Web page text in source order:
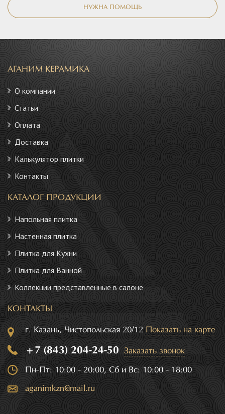
НУЖНА ПОМОЩЬ
АГАНИМ КЕРАМИКА
О компании
Статьи
Оплата
Доставка
Калькулятор плитки
Контакты
КАТАЛОГ ПРОДУКЦИИ
Напольная плитка
Настенная плитка
Плитка для Кухни
Плитка для Ванной
Коллекции представленные в салоне
КОНТАКТЫ
г. Казань, Чистопольская 20/12 Показать на карте
+7 (843) 204-24-50 Заказать звонок
Пн-Пт: 10:00 - 20:00, Сб и Вс: 10:00 - 18:00
aganimkzn@mail.ru